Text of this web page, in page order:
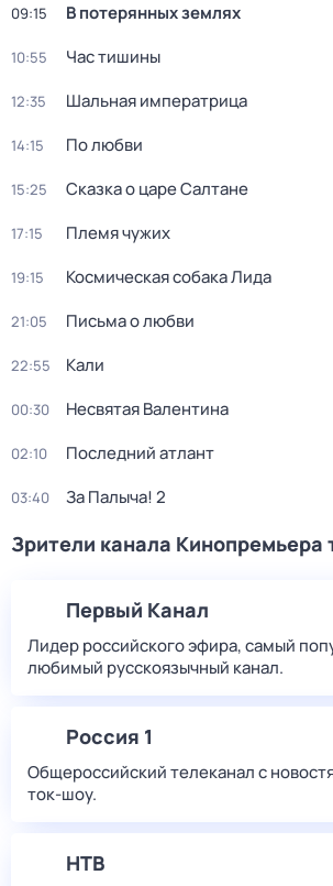
09:15 В потерянных землях
10:55 Час тишины
12:35 Шальная императрица
14:15 По любви
15:25 Сказка о царе Салтане
17:15 Племя чужих
19:15 Космическая собака Лида
21:05 Письма о любви
22:55 Кали
00:30 Несвятая Валентина
02:10 Последний атлант
03:40 За Палыча! 2
Зрители канала Кинопремьера
Первый Канал
Лидер российского эфира, самый
любимый русскоязычный канал.
Россия 1
Общероссийский телеканал с
ток-шоу.
НТВ